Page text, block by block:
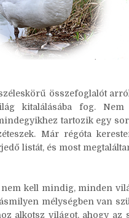
összefoglalót
kitalálásába fog.
tartozik egy
Már régóta
listát, és most
nem kell mindig, minden
mélységben van
alkotsz világot, ahogy az